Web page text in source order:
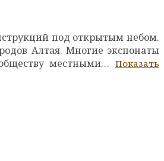
под открытым небом.
Алтая. Многие экспонаты
местными…